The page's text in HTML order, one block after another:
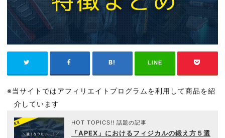
LINE
※当サイトではアフィリエイトプログラムを利用して商品を紹
介しています
HOT TOPICS!! 話題の記事
「APEX」におけるフィジカルの鍛え方５選